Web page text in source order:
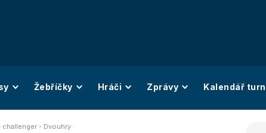
Žebříčky Hráči Zprávy Kalendář
- Dvouhry